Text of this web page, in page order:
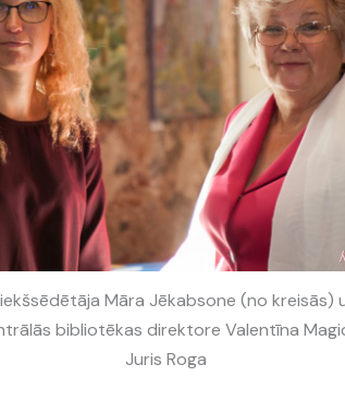
Māra Jēkabsone (no kreisās)
bibliotēkas direktore Valentīna
Juris Roga